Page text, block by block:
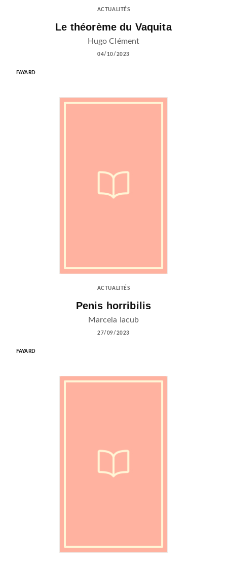
ACTUALITÉS
Le théorème du Vaquita
Hugo Clément
04/10/2023
FAYARD
ACTUALITÉS
Penis horribilis
Marcela Iacub
27/09/2023
FAYARD